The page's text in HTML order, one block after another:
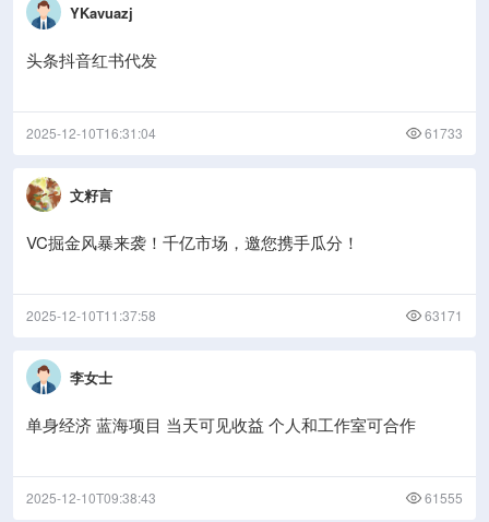
YKavuazj
头条抖音红书代发
2025-12-10T16:31:04 61733
文籽言
VC掘金风暴来袭！千亿市场，邀您携手瓜分！
2025-12-10T11:37:58 63171
李女士
单身经济 蓝海项目 当天可见收益 个人和工作室可合作
2025-12-10T09:38:43 61555